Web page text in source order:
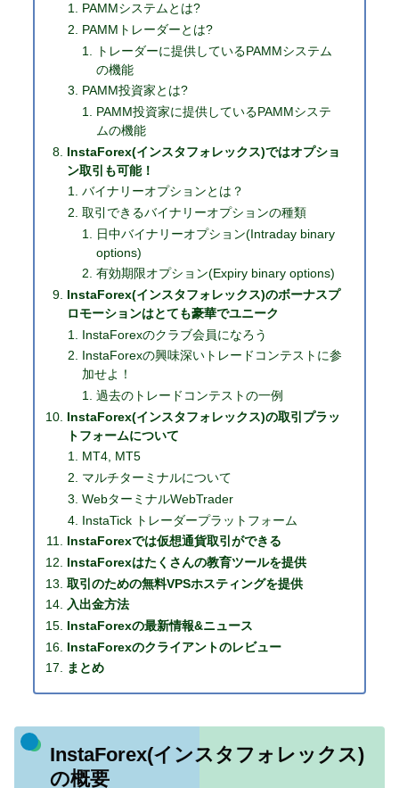
PAMMシステムとは?
PAMMトレーダーとは?
トレーダーに提供しているPAMMシステム
の機能
PAMM投資家とは?
PAMM投資家に提供しているPAMMシステ
ムの機能
InstaForex(インスタフォレックス)ではオプショ
ン取引も可能！
バイナリーオプションとは？
取引できるバイナリーオプションの種類
日中バイナリーオプション(Intraday binary
options)
有効期限オプション(Expiry binary options)
InstaForex(インスタフォレックス)のボーナスプ
ロモーションはとても豪華でユニーク
InstaForexのクラブ会員になろう
InstaForexの興味深いトレードコンテストに参
加せよ！
過去のトレードコンテストの一例
InstaForex(インスタフォレックス)の取引プラッ
トフォームについて
MT4, MT5
マルチターミナルについて
WebターミナルWebTrader
InstaTick トレーダープラットフォーム
InstaForexでは仮想通貨取引ができる
InstaForexはたくさんの教育ツールを提供
取引のための無料VPSホスティングを提供
入出金方法
InstaForexの最新情報&ニュース
InstaForexのクライアントのレビュー
まとめ
InstaForex(インスタフォレックス)
の概要